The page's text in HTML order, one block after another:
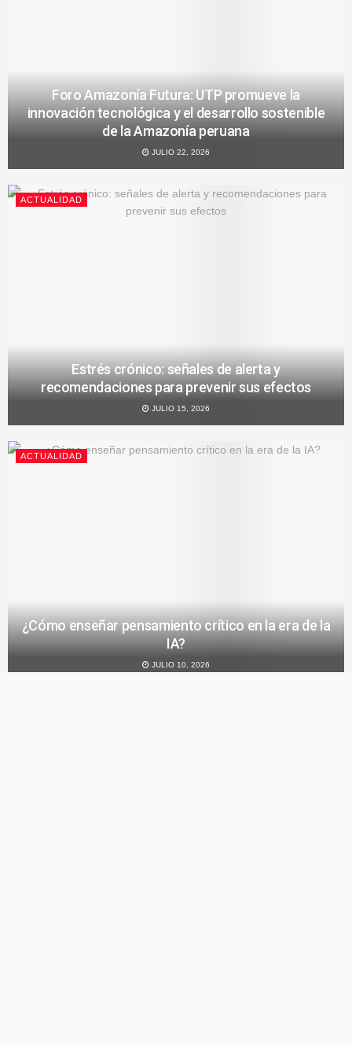
Foro Amazonía Futura: UTP promueve la
innovación tecnológica y el desarrollo sostenible
de la Amazonía peruana
JULIO 22, 2026
ACTUALIDAD
Estrés crónico: señales de alerta y
recomendaciones para prevenir sus efectos
JULIO 15, 2026
ACTUALIDAD
¿Cómo enseñar pensamiento crítico en la era de la
IA?
JULIO 10, 2026